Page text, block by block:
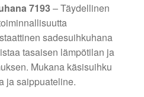
7193– Täydellinen
sadesuihkuhana
tasaisen lämpötilan ja
Mukana käsisuihku
ja saippuateline.